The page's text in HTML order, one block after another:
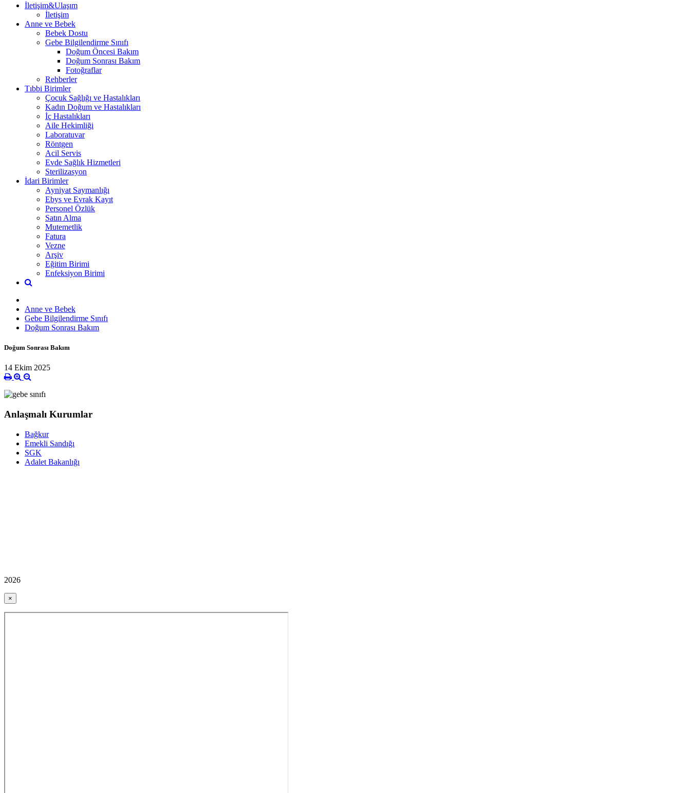
İletişim&Ulaşım
İletişim
Anne ve Bebek
Bebek Dostu
Gebe Bilgilendirme Sınıfı
Doğum Öncesi Bakım
Doğum Sonrası Bakım
Fotoğraflar
Rehberler
Tıbbi Birimler
Çocuk Sağlığı ve Hastalıkları
Kadın Doğum ve Hastalıkları
İç Hastalıkları
Aile Hekimliği
Laboratuvar
Röntgen
Acil Servis
Evde Sağlık Hizmetleri
Sterilizasyon
İdari Birimler
Ayniyat Saymanlığı
Ebys ve Evrak Kayıt
Personel Özlük
Satın Alma
Mutemetlik
Fatura
Vezne
Arşiv
Eğitim Birimi
Enfeksiyon Birimi
Anne ve Bebek
Gebe Bilgilendirme Sınıfı
Doğum Sonrası Bakım
Doğum Sonrası Bakım
14 Ekim 2025
Anlaşmalı Kurumlar
Bağkur
Emekli Sandığı
SGK
Adalet Bakanlığı
2026
×